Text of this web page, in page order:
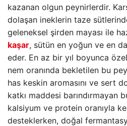
kazanan olgun peynirlerdir.
dolaşan ineklerin taze
geleneksel şirden mayası ile
kaşar, sütün en yoğun ve en
eder. En az bir yıl boyunca
nem oranında bekletilen bu
has keskin aromasını ve sert
katkı maddesi barındırmayan
kalsiyum ve protein oranıyla
desteklerken, doğal